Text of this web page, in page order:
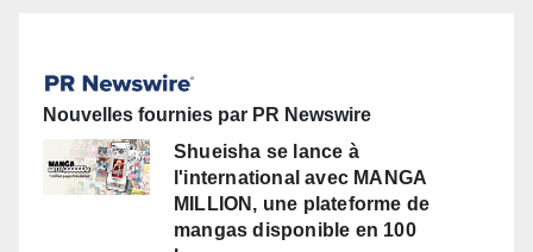
Nouvelles fournies par PR Newswire
Shueisha se lance à
l'international avec MANGA
MILLION, une plateforme de
mangas disponible en 100